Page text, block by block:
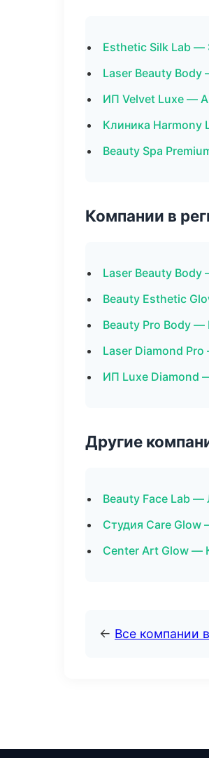
Esthetic Silk Lab —
Laser Beauty
ИП Velvet Luxe —
Клиника
Beauty Spa
Компании в
Laser Beauty
Beauty Esthetic
Beauty Pro Body
Laser Diamond
ИП Luxe Diamond
Другие
Beauty Face Lab —
Студия Care
Center Art Glow —
← Все компании